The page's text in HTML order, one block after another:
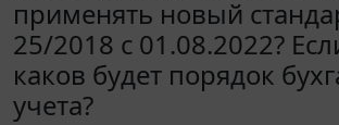
применять новый
25/2018 с 01.08.2022?
каков будет порядок
учета?